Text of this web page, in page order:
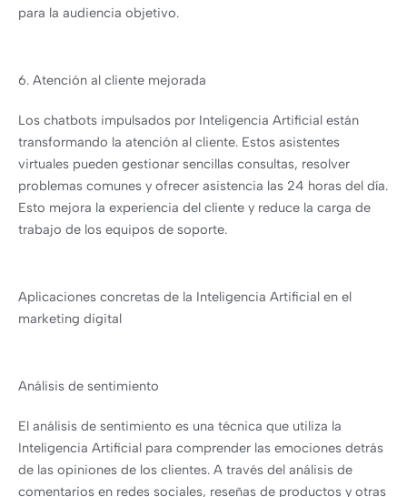
para la audiencia objetivo.
6. Atención al cliente mejorada
Los chatbots impulsados por Inteligencia Artificial están
transformando la atención al cliente. Estos asistentes
virtuales pueden gestionar sencillas consultas, resolver
problemas comunes y ofrecer asistencia las 24 horas del día.
Esto mejora la experiencia del cliente y reduce la carga de
trabajo de los equipos de soporte.
Aplicaciones concretas de la Inteligencia Artificial en el
marketing digital
Análisis de sentimiento
El análisis de sentimiento es una técnica que utiliza la
Inteligencia Artificial para comprender las emociones detrás
de las opiniones de los clientes. A través del análisis de
comentarios en redes sociales, reseñas de productos y otras